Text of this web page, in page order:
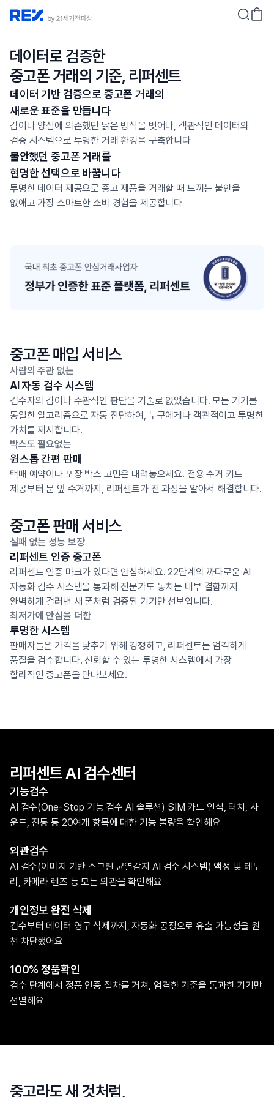
데이터로 검증한
중고폰 거래의 기준, 리퍼센트
데이터 기반 검증으로 중고폰 거래의
새로운 표준을 만듭니다
감이나 양심에 의존했던 낡은 방식을 벗어나, 객관적인 데이터와
검증 시스템으로 투명한 거래 환경을 구축합니다
불안했던 중고폰 거래를
현명한 선택으로 바꿉니다
투명한 데이터 제공으로 중고 제품을 거래할 때 느끼는 불안을
없애고 가장 스마트한 소비 경험을 제공합니다
중고폰 매입 서비스
사람의 주관 없는
AI 자동 검수 시스템
검수자의 감이나 주관적인 판단을 기술로 없앴습니다. 모든 기기를
동일한 알고리즘으로 자동 진단하여, 누구에게나 객관적이고 투명한
가치를 제시합니다.
박스도 필요없는
원스톱 간편 판매
택배 예약이나 포장 박스 고민은 내려놓으세요. 전용 수거 키트
제공부터 문 앞 수거까지, 리퍼센트가 전 과정을 알아서 해결합니다.
중고폰 판매 서비스
실패 없는 성능 보장
리퍼센트 인증 중고폰
리퍼센트 인증 마크가 있다면 안심하세요. 22단계의 까다로운 AI
자동화 검수 시스템을 통과해 전문가도 놓치는 내부 결함까지
완벽하게 걸러낸 새 폰처럼 검증된 기기만 선보입니다.
최저가에 안심을 더한
투명한 시스템
판매자들은 가격을 낮추기 위해 경쟁하고, 리퍼센트는 엄격하게
품질을 검수합니다. 신뢰할 수 있는 투명한 시스템에서 가장
합리적인 중고폰을 만나보세요.
리퍼센트 AI 검수센터
기능검수
AI 검수(One-Stop 기능 검수 AI 솔루션) SIM 카드 인식, 터치, 사
운드, 진동 등 20여개 항목에 대한 기능 불량을 확인해요
외관검수
AI 검수(이미지 기반 스크린 균열감지 AI 검수 시스템) 액정 및 테두
리, 카메라 렌즈 등 모든 외관을 확인해요
개인정보 완전 삭제
검수부터 데이터 영구 삭제까지, 자동화 공정으로 유출 가능성을 원
천 차단했어요
100% 정품확인
검수 단계에서 정품 인증 절차를 거쳐, 엄격한 기준을 통과한 기기만
선별해요
중고라도 새 것처럼,